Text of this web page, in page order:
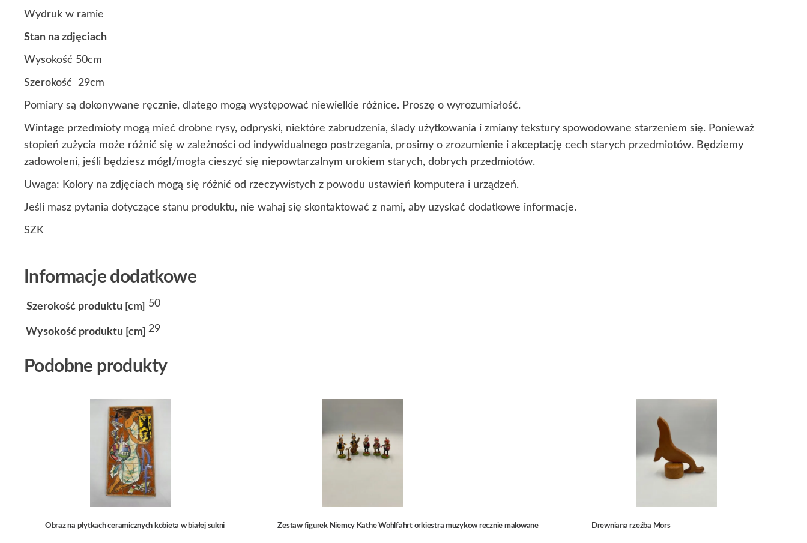
Wydruk w ramie
Stan na zdjęciach
Wysokość 50cm
Szerokość 29cm
Pomiary są dokonywane ręcznie, dlatego mogą występować niewielkie różnice. Proszę o wyrozumiałość.
Wintage przedmioty mogą mieć drobne rysy, odpryski, niektóre zabrudzenia, ślady użytkowania i zmiany tekstury spowodowane starzeniem się. Ponieważ
stopień zużycia może różnić się w zależności od indywidualnego postrzegania, prosimy o zrozumienie i akceptację cech starych przedmiotów. Będziemy
zadowoleni, jeśli będziesz mógł/mogła cieszyć się niepowtarzalnym urokiem starych, dobrych przedmiotów.
Uwaga: Kolory na zdjęciach mogą się różnić od rzeczywistych z powodu ustawień komputera i urządzeń.
Jeśli masz pytania dotyczące stanu produktu, nie wahaj się skontaktować z nami, aby uzyskać dodatkowe informacje.
SZK
Informacje dodatkowe
Szerokość produktu [cm] 50
Wysokość produktu [cm] 29
Podobne produkty
Obraz na płytkach ceramicznych kobieta w białej sukni Zestaw figurek Niemcy Kathe Wohlfahrt orkiestra muzykow recznie malowane Drewniana rzeźba Mors